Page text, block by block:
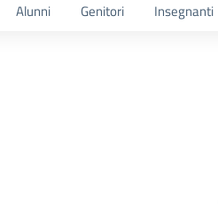
Alunni Genitori Insegnanti